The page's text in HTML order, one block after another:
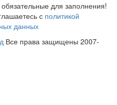
для заполнения!
с политикой
данных
Все права защищены 2007-